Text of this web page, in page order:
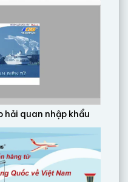
hải quan nhập khẩu